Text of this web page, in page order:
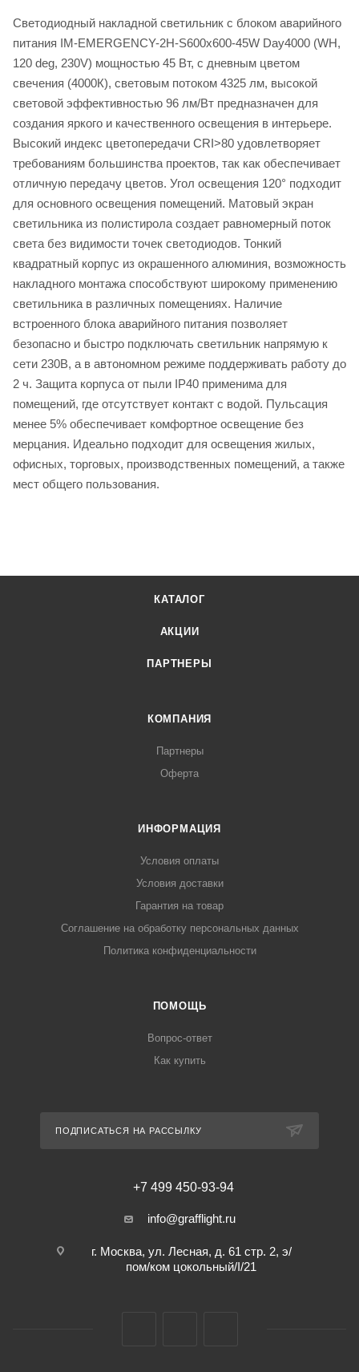
Светодиодный накладной светильник с блоком аварийного
питания IM-EMERGENCY-2H-S600x600-45W Day4000 (WH,
120 deg, 230V) мощностью 45 Вт, с дневным цветом
свечения (4000К), световым потоком 4325 лм, высокой
световой эффективностью 96 лм/Вт предназначен для
создания яркого и качественного освещения в интерьере.
Высокий индекс цветопередачи CRI>80 удовлетворяет
требованиям большинства проектов, так как обеспечивает
отличную передачу цветов. Угол освещения 120° подходит
для основного освещения помещений. Матовый экран
светильника из полистирола создает равномерный поток
света без видимости точек светодиодов. Тонкий
квадратный корпус из окрашенного алюминия, возможность
накладного монтажа способствуют широкому применению
светильника в различных помещениях. Наличие
встроенного блока аварийного питания позволяет
безопасно и быстро подключать светильник напрямую к
сети 230В, а в автономном режиме поддерживать работу до
2 ч. Защита корпуса от пыли IP40 применима для
помещений, где отсутствует контакт с водой. Пульсация
менее 5% обеспечивает комфортное освещение без
мерцания. Идеально подходит для освещения жилых,
офисных, торговых, производственных помещений, а также
мест общего пользования.
КАТАЛОГ
АКЦИИ
ПАРТНЕРЫ
КОМПАНИЯ
Партнеры
Оферта
ИНФОРМАЦИЯ
Условия оплаты
Условия доставки
Гарантия на товар
Соглашение на обработку персональных данных
Политика конфиденциальности
ПОМОЩЬ
Вопрос-ответ
Как купить
ПОДПИСАТЬСЯ НА РАССЫЛКУ
+7 499 450-93-94
info@grafflight.ru
г. Москва, ул. Лесная, д. 61 стр. 2, э/
пом/ком цокольный/I/21